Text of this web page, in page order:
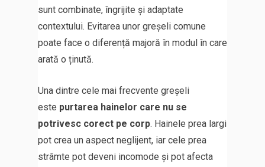
sunt combinate, îngrijite și adaptate
contextului. Evitarea unor greșeli comune
poate face o diferență majoră în modul în care
arată o ținută.
Una dintre cele mai frecvente greșeli
este purtarea hainelor care nu se
potrivesc corect pe corp. Hainele prea largi
pot crea un aspect neglijent, iar cele prea
strâmte pot deveni incomode și pot afecta